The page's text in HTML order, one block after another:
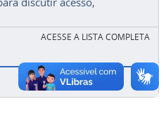
ACESSE A LISTA COMPLETA